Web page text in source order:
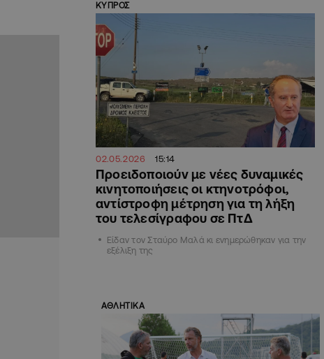
ΚΥΠΡΟΣ
02.05.2026 15:14
Προειδοποιούν με νέες δυναμικές
κινητοποιήσεις οι κτηνοτρόφοι,
αντίστροφη μέτρηση για τη λήξη
του τελεσίγραφου σε ΠτΔ
Είδαν τον Σταύρο Μαλά κι ενημερώθηκαν για την
εξέλιξη της
ΑΘΛΗΤΙΚΑ